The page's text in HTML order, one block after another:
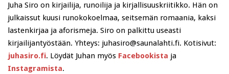
Juha Siro on kirjailija, runoilija ja kirjallisuuskriitikko. Hän on
julkaissut kuusi runokokoelmaa, seitsemän romaania, kaksi
lastenkirjaa ja aforismeja. Siro on palkittu useasti
kirjailijantyöstään. Yhteys: juhasiro@saunalahti.fi. Kotisivut:
juhasiro.fi. Löydät Juhan myös Facebookista ja
Instagramista.